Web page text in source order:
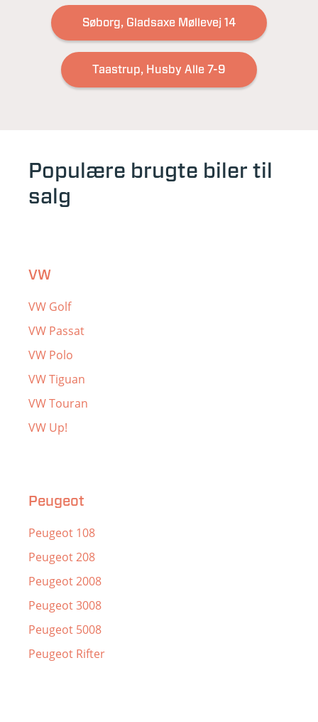
Søborg, Gladsaxe Møllevej 14
Taastrup, Husby Alle 7-9
Populære brugte biler til
salg
VW
VW Golf
VW Passat
VW Polo
VW Tiguan
VW Touran
VW Up!
Peugeot
Peugeot 108
Peugeot 208
Peugeot 2008
Peugeot 3008
Peugeot 5008
Peugeot Rifter